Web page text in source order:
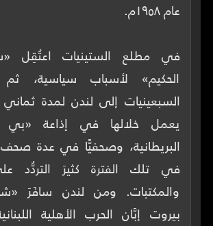
في مطلع الستينيات اعتُقِل
الحكيم» لأسباب سياسية،
السبعينيات إلى لندن لمدة
يعمل خلالها في إذاعة
البريطانية، وصحفيًّا في عدة
في تلك الفترة كثيرَ التردُّد
والمكتبات. ومن لندن سافَرَ
بيروت إبَّان الحرب الأهلية